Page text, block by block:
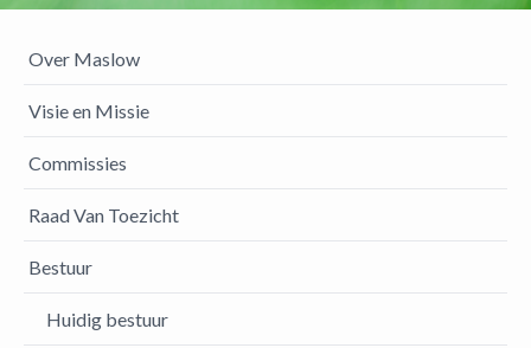
Over Maslow
Visie en Missie
Commissies
Raad Van Toezicht
Bestuur
Huidig bestuur